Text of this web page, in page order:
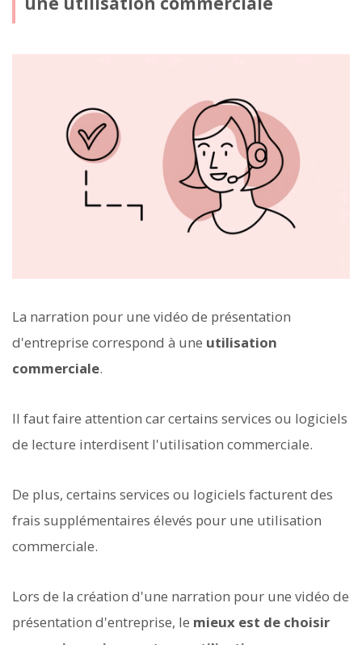
La narration pour une vidéo de présentation
d'entreprise correspond à une utilisation
commerciale.
Il faut faire attention car certains services ou logiciels
de lecture interdisent l'utilisation commerciale.
De plus, certains services ou logiciels facturent des
frais supplémentaires élevés pour une utilisation
commerciale.
Lors de la création d'une narration pour une vidéo de
présentation d'entreprise, le mieux est de choisir